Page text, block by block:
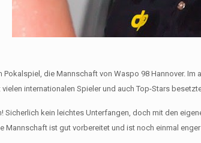
Pokalspiel, die Mannschaft von Waspo 98 Hannover.
internationalen Spieler und auch Top-Stars
Sicherlich kein leichtes Unterfangen, doch mit den
Mannschaft ist gut vorbereitet und ist noch einmal